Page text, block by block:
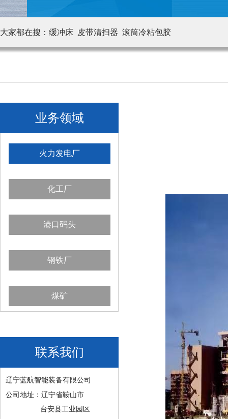
大家都在搜： 缓冲床 皮带清扫器 滚筒冷粘包胶
业务领域
火力发电厂
化工厂
港口码头
钢铁厂
煤矿
联系我们
辽宁蓝航智能装备有限公司
公司地址：辽宁省鞍山市
台安县工业园区